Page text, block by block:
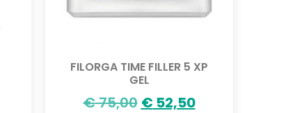
FILORGA TIME FILLER 5 XP
GEL
€75,00 €52,50